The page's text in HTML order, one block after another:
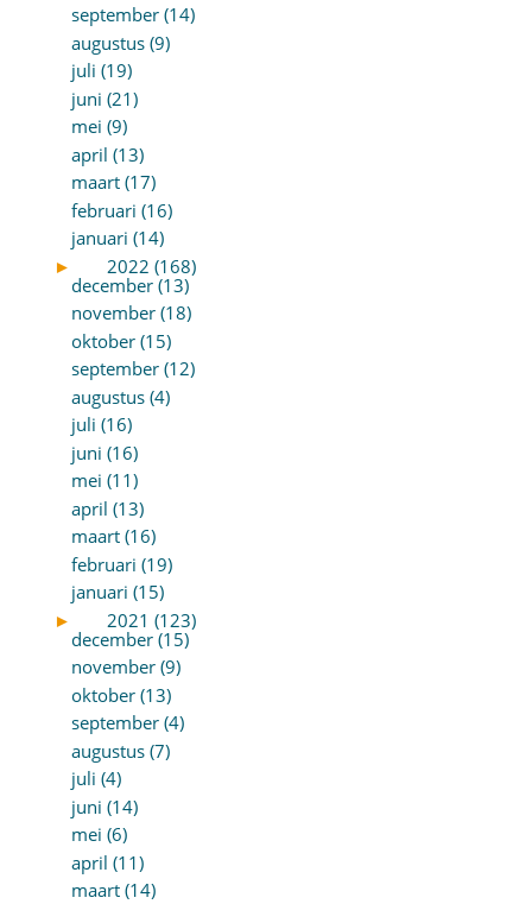
september (14)
augustus (9)
juli (19)
juni (21)
mei (9)
april (13)
maart (17)
februari (16)
januari (14)
►
2022 (168)
december (13)
november (18)
oktober (15)
september (12)
augustus (4)
juli (16)
juni (16)
mei (11)
april (13)
maart (16)
februari (19)
januari (15)
►
2021 (123)
december (15)
november (9)
oktober (13)
september (4)
augustus (7)
juli (4)
juni (14)
mei (6)
april (11)
maart (14)